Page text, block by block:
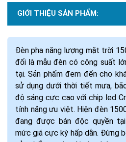
GIỚI THIỆU SẢN PHẨM:
Đèn pha năng lượng mặt trời
đối là mẫu đèn có công suất
tại. Sản phẩm đem đến cho
sử dụng dưới thời tiết mưa,
độ sáng cực cao với chip led
tính năng ưu việt. Hiện đèn
đang được bán độc quyền
mức giá cực kỳ hấp dẫn. Đừng